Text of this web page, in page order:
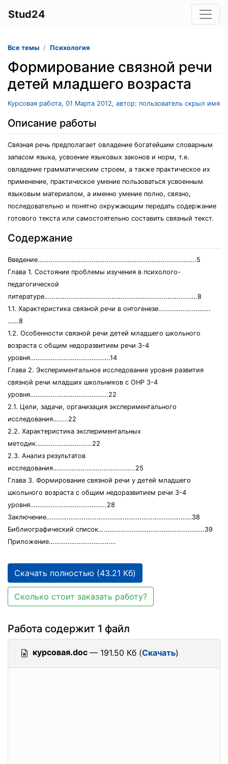
Stud24
Все темы Психология
Формирование связной речи
детей младшего возраста
Курсовая работа, 01 Марта 2012, автор: пользователь скрыл имя
Описание работы
Связная речь предполагает овладение богатейшим словарным
запасом языка, усвоение языковых законов и норм, т.е.
овладение грамматическим строем, а также практическое их
применение, практическое умение пользоваться усвоенным
языковым материалом, а именно умение полно, связно,
последовательно и понятно окружающим передать содержание
готового текста или самостоятельно составить связный текст.
Содержание
Введение………………………………………………………………………….5
Глава 1. Состояние проблемы изучения в психолого-
педагогической
литературе……………………………………………………………………….8
1.1. Характеристика связной речи в онтогенезе……………………….
……8
1.2. Особенности связной речи детей младшего школьного
возраста с общим недоразвитием речи 3-4
уровня…………………………………….14
Глава 2. Экспериментальное исследование уровня развития
связной речи младших школьников с ОНР 3-4
уровня……………………………………22
2.1. Цели, задачи, организация экспериментального
исследования……..22
2.2. Характеристика экспериментальных
методик………………………...22
2.3. Анализ результатов
исследования……………………………………..25
Глава 3. Формирование связной речи у детей младшего
школьного возраста с общим недоразвитием речи 3-4
уровня…………………………………..28
Заключение……………………………………………………………………38
Библиографический список…………………………………………………39
Приложение………………………………
Скачать полностью (43.21 Кб)
Сколько стоит заказать работу?
Работа содержит 1 файл
курсовая.doc — 191.50 Кб (Скачать)